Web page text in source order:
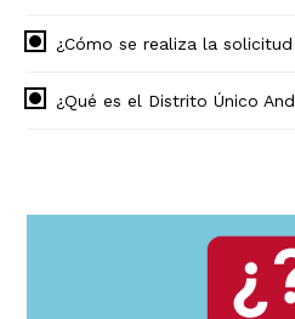
¿Cómo se realiza la
¿Qué es el Distrito Único